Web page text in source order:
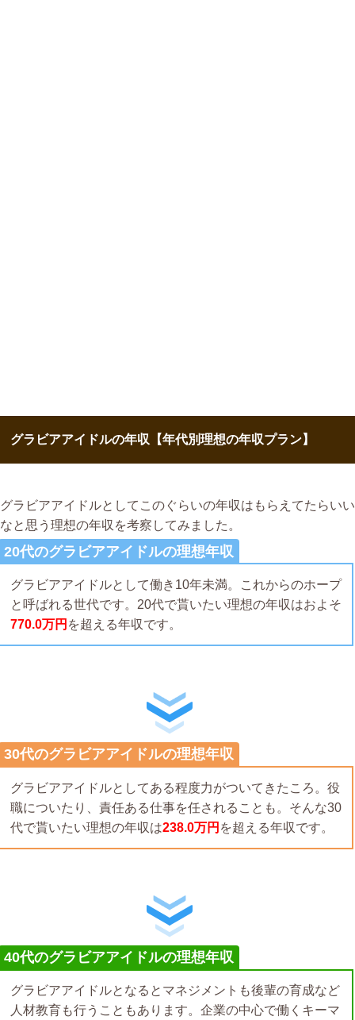
グラビアアイドルの年収【年代別理想の年収プラン】
グラビアアイドルとしてこのぐらいの年収はもらえてたらいい
なと思う理想の年収を考察してみました。
20代のグラビアアイドルの理想年収
グラビアアイドルとして働き10年未満。これからのホープ
と呼ばれる世代です。20代で貰いたい理想の年収はおよそ
770.0万円 を超える年収です。
30代のグラビアアイドルの理想年収
グラビアアイドルとしてある程度力がついてきたころ。役
職についたり、責任ある仕事を任されることも。そんな30
代で貰いたい理想の年収は238.0万円 を超える年収です。
40代のグラビアアイドルの理想年収
グラビアアイドルとなるとマネジメントも後輩の育成など
人材教育も行うこともあります。企業の中心で働くキーマ